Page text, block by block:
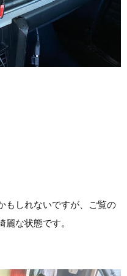
もしれないですが、ご覧の
麗な状態です。